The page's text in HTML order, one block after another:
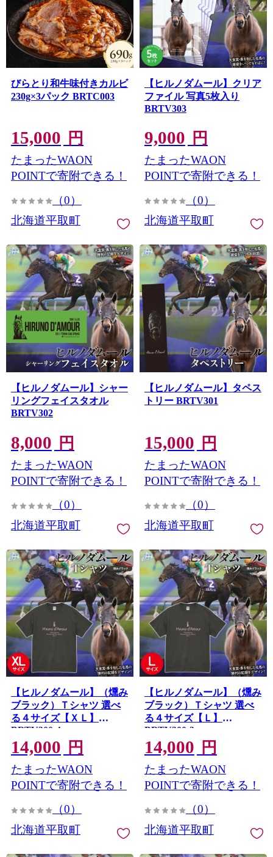
びらとり和牛味付きカルビ
230g×3パック BRTC003
15,000 円
たまったWAON
POINTで寄附できる！
（0）
北海道平取町
【ヒルノダムール】クリア
ファイル 写真5枚入り
BRTV303
9,000 円
たまったWAON
POINTで寄附できる！
（0）
北海道平取町
【ヒルノダムール】シャー
リングフェイスタオル
BRTV302
8,000 円
たまったWAON
POINTで寄附できる！
（0）
北海道平取町
【ヒルノダムール】タペス
トリー BRTV301
15,000 円
たまったWAON
POINTで寄附できる！
（0）
北海道平取町
【ヒルノダムール】（燻み
ブラック）Ｔシャツ 選べ
る４サイズ【ＸＬ】
BRTV300-4
14,000 円
たまったWAON
POINTで寄附できる！
（0）
北海道平取町
【ヒルノダムール】（燻み
ブラック）Ｔシャツ 選べ
る４サイズ【Ｌ】
BRTV300-3
14,000 円
たまったWAON
POINTで寄附できる！
（0）
北海道平取町